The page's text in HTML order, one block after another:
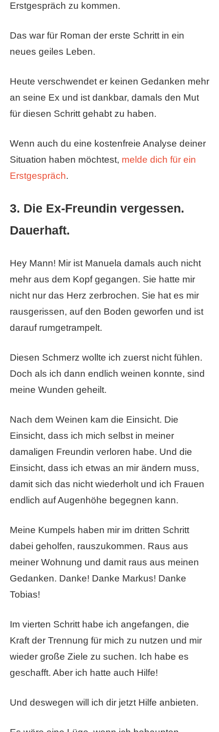
Erstgespräch zu kommen.
Das war für Roman der erste Schritt in ein
neues geiles Leben.
Heute verschwendet er keinen Gedanken mehr
an seine Ex und ist dankbar, damals den Mut
für diesen Schritt gehabt zu haben.
Wenn auch du eine kostenfreie Analyse deiner
Situation haben möchtest, melde dich für ein
Erstgespräch.
3. Die Ex-Freundin vergessen.
Dauerhaft.
Hey Mann! Mir ist Manuela damals auch nicht
mehr aus dem Kopf gegangen. Sie hatte mir
nicht nur das Herz zerbrochen. Sie hat es mir
rausgerissen, auf den Boden geworfen und ist
darauf rumgetrampelt.
Diesen Schmerz wollte ich zuerst nicht fühlen.
Doch als ich dann endlich weinen konnte, sind
meine Wunden geheilt.
Nach dem Weinen kam die Einsicht. Die
Einsicht, dass ich mich selbst in meiner
damaligen Freundin verloren habe. Und die
Einsicht, dass ich etwas an mir ändern muss,
damit sich das nicht wiederholt und ich Frauen
endlich auf Augenhöhe begegnen kann.
Meine Kumpels haben mir im dritten Schritt
dabei geholfen, rauszukommen. Raus aus
meiner Wohnung und damit raus aus meinen
Gedanken. Danke! Danke Markus! Danke
Tobias!
Im vierten Schritt habe ich angefangen, die
Kraft der Trennung für mich zu nutzen und mir
wieder große Ziele zu suchen. Ich habe es
geschafft. Aber ich hatte auch Hilfe!
Und deswegen will ich dir jetzt Hilfe anbieten.